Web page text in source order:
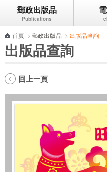
跳到主要內容區塊
郵政出版品
首頁 > 郵政出版品 > 出版品查詢
出版品查詢
回上一頁